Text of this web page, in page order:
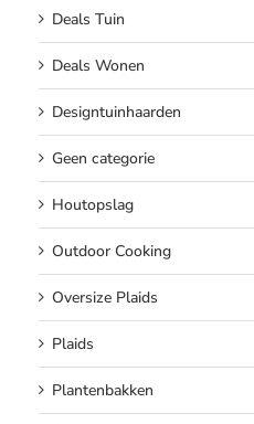
Deals Tuin
Deals Wonen
Designtuinhaarden
Geen categorie
Houtopslag
Outdoor Cooking
Oversize Plaids
Plaids
Plantenbakken